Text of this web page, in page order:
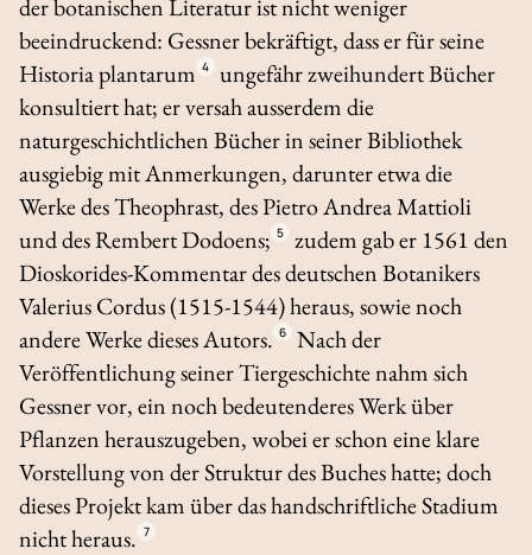
der botanischen Literatur ist nicht weniger
beeindruckend: Gessner bekräftigt, dass er für seine
Historia plantarum 4
ungefähr zweihundert Bücher
konsultiert hat; er versah ausserdem die
naturgeschichtlichen Bücher in seiner Bibliothek
ausgiebig mit Anmerkungen, darunter etwa die
Werke des Theophrast, des Pietro Andrea Mattioli
und des Rembert Dodoens; 5
zudem gab er 1561 den
Dioskorides-Kommentar des deutschen Botanikers
Valerius Cordus (1515-1544) heraus, sowie noch
andere Werke dieses Autors. 6
Nach der
Veröffentlichung seiner Tiergeschichte nahm sich
Gessner vor, ein noch bedeutenderes Werk über
Pflanzen herauszugeben, wobei er schon eine klare
Vorstellung von der Struktur des Buches hatte; doch
dieses Projekt kam über das handschriftliche Stadium
nicht heraus. 7